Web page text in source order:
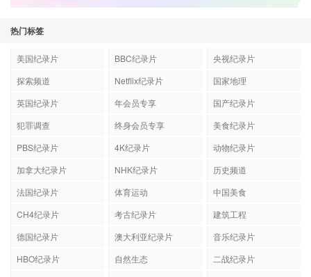
热门标签
美国纪录片 BBC纪录片
央视纪录片
探索频道
Netflix纪录片
国家地理
英国纪录片
年会员专享
国产纪录片
犯罪调查
终身会员专享
美食纪录片
PBS纪录片
4K纪录片
动物纪录片
加拿大纪录片
NHK纪录片
历史频道
法国纪录片
体育运动
中国美食
CH4纪录片
考古纪录片
建筑工程
德国纪录片
澳大利亚纪录片
音乐纪录片
HBO纪录片
自然生态
二战纪录片